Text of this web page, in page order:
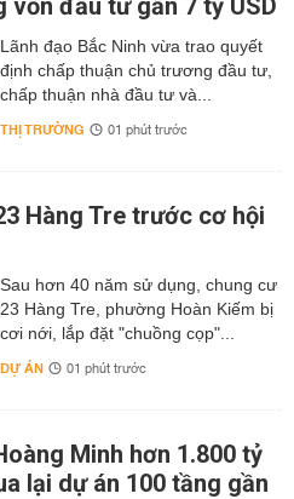
vốn đầu tư gần 7 tỷ USD
Lãnh đạo Bắc Ninh vừa trao quyết
định chấp thuận chủ trương đầu tư,
chấp thuận nhà đầu tư và...
THỊ TRƯỜNG 01 phút trước
Hàng Tre trước cơ hội
Sau hơn 40 năm sử dụng, chung cư
23 Hàng Tre, phường Hoàn Kiếm bị
cơi nới, lắp đặt "chuồng cọp"...
DỰ ÁN 01 phút trước
Minh hơn 1.800 tỷ
lại dự án 100 tầng gần